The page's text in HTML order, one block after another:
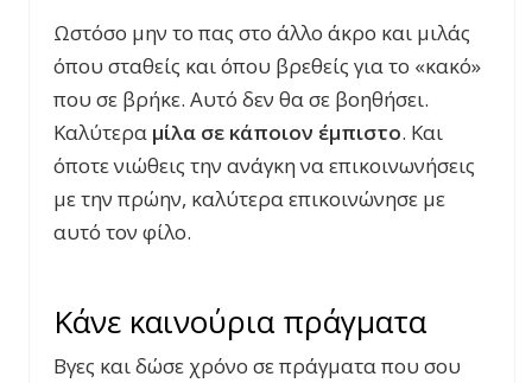
Ωστόσο μην το πας στο άλλο άκρο και μιλάς
όπου σταθείς και όπου βρεθείς για το «κακό»
που σε βρήκε. Αυτό δεν θα σε βοηθήσει.
Καλύτερα μίλα σε κάποιον έμπιστο. Και
όποτε νιώθεις την ανάγκη να επικοινωνήσεις
με την πρώην, καλύτερα επικοινώνησε με
αυτό τον φίλο.
Κάνε καινούρια πράγματα
Βγες και δώσε χρόνο σε πράγματα που σου